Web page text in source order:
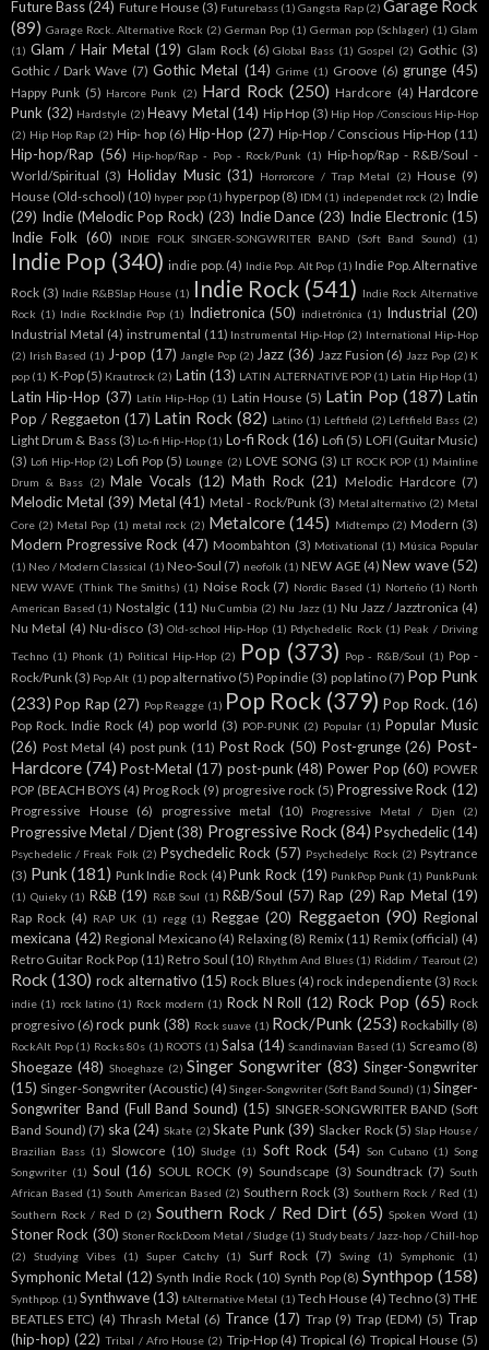
Future Bass (24) Future House (3) Futurebass (1) Gangsta Rap (2) Garage Rock
(89) Garage Rock. Alternative Rock (2) German Pop (1) German pop (Schlager) (1) Glam
(1) Glam / Hair Metal (19) Glam Rock (6) Global Bass (1) Gospel (2) Gothic (3)
Gothic / Dark Wave (7) Gothic Metal (14) Grime (1) Groove (6) grunge (45)
Happy Punk (5) Harcore Punk (2) Hard Rock (250) Hardcore (4) Hardcore
Punk (32) Hardstyle (2) Heavy Metal (14) Hip Hop (3) Hip Hop /Conscious Hip-Hop
(2) Hip Hop Rap (2) Hip- hop (6) Hip-Hop (27) Hip-Hop / Conscious Hip-Hop (11)
Hip-hop/Rap (56) Hip-hop/Rap - Pop - Rock/Punk (1) Hip-hop/Rap - R&B/Soul -
World/Spiritual (3) Holiday Music (31) Horrorcore / Trap Metal (2) House (9)
House (Old-school) (10) hyper pop (1) hyperpop (8) IDM (1) independet rock (2) Indie
(29) Indie (Melodic Pop Rock) (23) Indie Dance (23) Indie Electronic (15)
Indie Folk (60) INDIE FOLK SINGER-SONGWRITER BAND (Soft Band Sound) (1)
Indie Pop (340) indie pop. (4) Indie Pop. Alt Pop (1) Indie Pop. Alternative
Rock (3) Indie R&BSlap House (1) Indie Rock (541) Indie Rock Alternative
Rock (1) Indie RockIndie Pop (1) Indietronica (50) indietrónica (1) Industrial (20)
Industrial Metal (4) instrumental (11) Instrumental Hip-Hop (2) International Hip-Hop
(2) Irish Based (1) J-pop (17) Jangle Pop (2) Jazz (36) Jazz Fusion (6) Jazz Pop (2) K
pop (1) K-Pop (5) Krautrock (2) Latin (13) LATIN ALTERNATIVE POP (1) Latin Hip Hop (1)
Latin Hip-Hop (37) Latín Hip-Hop (1) Latin House (5) Latin Pop (187) Latin
Pop / Reggaeton (17) Latin Rock (82) Latino (1) Leftfield (2) Leftfield Bass (2)
Light Drum & Bass (3) Lo-fi Hip-Hop (1) Lo-fi Rock (16) Lofi (5) LOFI (Guitar Music)
(3) Lofi Hip-Hop (2) Lofi Pop (5) Lounge (2) LOVE SONG (3) LT ROCK POP (1) Mainline
Drum & Bass (2) Male Vocals (12) Math Rock (21) Melodic Hardcore (7)
Melodic Metal (39) Metal (41) Metal - Rock/Punk (3) Metal alternativo (2) Metal
Core (2) Metal Pop (1) metal rock (2) Metalcore (145) Midtempo (2) Modern (3)
Modern Progressive Rock (47) Moombahton (3) Motivational (1) Música Popular
(1) Neo / Modern Classical (1) Neo-Soul (7) neofolk (1) NEW AGE (4) New wave (52)
NEW WAVE (Think The Smiths) (1) Noise Rock (7) Nordic Based (1) Norteño (1) North
American Based (1) Nostalgic (11) Nu Cumbia (2) Nu Jazz (1) Nu Jazz / Jazztronica (4)
Nu Metal (4) Nu-disco (3) Old-school Hip-Hop (1) Pdychedelic Rock (1) Peak / Driving
Techno (1) Phonk (1) Political Hip-Hop (2) Pop (373) Pop - R&B/Soul (1) Pop -
Rock/Punk (3) Pop Alt (1) pop alternativo (5) Pop indie (3) pop latino (7) Pop Punk
(233) Pop Rap (27) Pop Reagge (1) Pop Rock (379) Pop Rock. (16)
Pop Rock. Indie Rock (4) pop world (3) POP-PUNK (2) Popular (1) Popular Music
(26) Post Metal (4) post punk (11) Post Rock (50) Post-grunge (26) Post-
Hardcore (74) Post-Metal (17) post-punk (48) Power Pop (60) POWER
POP (BEACH BOYS (4) Prog Rock (9) progresive rock (5) Progressive Rock (12)
Progressive House (6) progressive metal (10) Progressive Metal / Djen (2)
Progressive Metal / Djent (38) Progressive Rock (84) Psychedelic(14)
Psychedelic / Freak Folk (2) Psychedelic Rock (57) Psychedelyc Rock (2) Psytrance
(3) Punk (181) Punk Indie Rock (4) Punk Rock (19) PunkPop Punk (1) PunkPunk
(1) Quieky (1) R&B (19) R&B Soul (1) R&B/Soul (57) Rap (29) Rap Metal (19)
Rap Rock (4) RAP UK (1) regg (1) Reggae (20) Reggaeton (90) Regional
mexicana (42) Regional Mexicano (4) Relaxing (8) Remix (11) Remix (official) (4)
Retro Guitar Rock Pop (11) Retro Soul (10) Rhythm And Blues (1) Riddim / Tearout (2)
Rock (130) rock alternativo (15) Rock Blues (4) rock independiente (3) Rock
indie (1) rock latino (1) Rock modern (1) Rock N Roll (12) Rock Pop (65) Rock
progresivo (6) rock punk (38) Rock suave (1) Rock/Punk (253) Rockabilly (8)
RockAlt Pop (1) Rocks 80s (1) ROOTS (1) Salsa (14) Scandinavian Based (1) Screamo (8)
Shoegaze (48) Shoeghaze (2) Singer Songwriter (83) Singer-Songwriter
(15) Singer-Songwriter (Acoustic) (4) Singer-Songwriter (Soft Band Sound) (1) Singer-
Songwriter Band (Full Band Sound) (15) SINGER-SONGWRITER BAND (Soft
Band Sound) (7) ska (24) Skate (2) Skate Punk (39) Slacker Rock (5) Slap House /
Brazilian Bass (1) Slowcore (10) Sludge (1) Soft Rock (54) Son Cubano (1) Song
Songwriter (1) Soul (16) SOUL ROCK (9) Soundscape (3) Soundtrack (7) South
African Based (1) South American Based (2) Southern Rock (3) Southern Rock / Red (1)
Southern Rock / Red D (2) Southern Rock / Red Dirt (65) Spoken Word (1)
Stoner Rock (30) Stoner RockDoom Metal / Sludge (1) Study beats / Jazz-hop / Chill-hop
(2)
Studying Vibes (1) Super Catchy (1) Surf Rock (7) Swing (1) Symphonic (1)
Symphonic Metal (12) Synth Indie Rock (10) Synth Pop (8) Synthpop (158)
Synthpop. (1) Synthwave (13) tAlternative Metal (1) Tech House (4) Techno (3) THE
BEATLES ETC) (4) Thrash Metal (6) Trance (17) Trap (9) Trap (EDM) (5) Trap
(hip-hop) (22) Tribal / Afro House (2) Trip-Hop (4) Tropical (6) Tropical House (5)